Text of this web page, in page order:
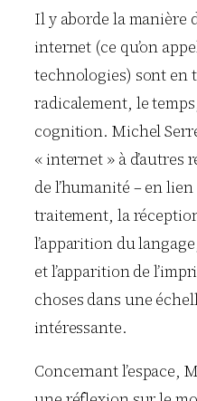
Il y aborde la manière
internet (ce qu’on
technologies) sont en
radicalement, le
cognition. Michel
« internet » à d’autres
de l’humanité – en
traitement, la
l’apparition du
et l’apparition de
choses dans une
intéressante.
Concernant l’espace,